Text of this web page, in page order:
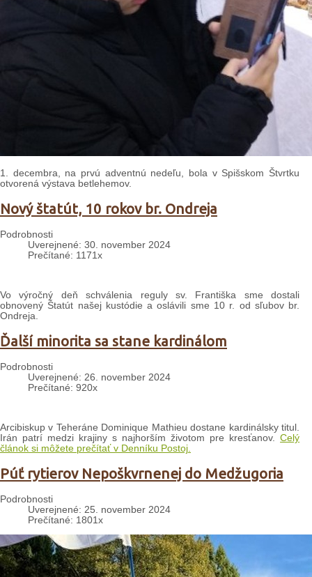
1. decembra, na prvú adventnú nedeľu, bola v Spišskom Štvrtku
otvorená výstava betlehemov.
Nový štatút, 10 rokov br. Ondreja
Podrobnosti
Uverejnené: 30. november 2024
Prečítané: 1171x
Vo výročný deň schválenia reguly sv. Františka sme dostali
obnovený Štatút našej kustódie a oslávili sme 10 r. od sľubov br.
Ondreja.
Ďalší minorita sa stane kardinálom
Podrobnosti
Uverejnené: 26. november 2024
Prečítané: 920x
Arcibiskup v Teheráne Dominique Mathieu dostane kardinálsky titul.
Irán patrí medzi krajiny s najhorším životom pre kresťanov.Celý
článok si môžete prečítať v Denníku Postoj.
Púť rytierov Nepoškvrnenej do Medžugoria
Podrobnosti
Uverejnené: 25. november 2024
Prečítané: 1801x